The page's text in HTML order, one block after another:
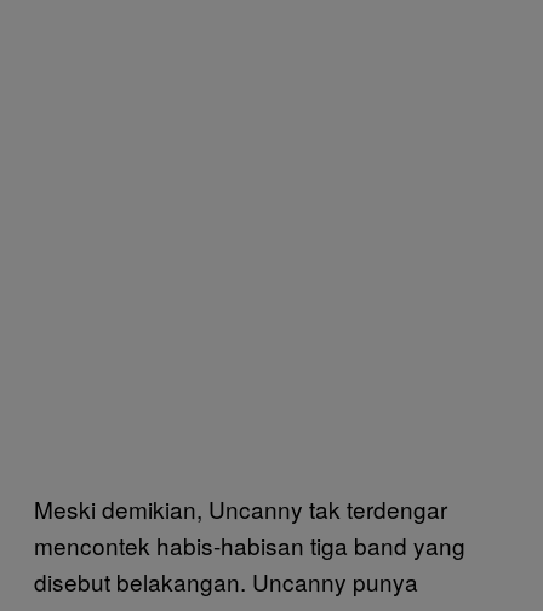
Meski demikian, Uncanny tak terdengar
mencontek habis-habisan tiga band yang
disebut belakangan. Uncanny punya